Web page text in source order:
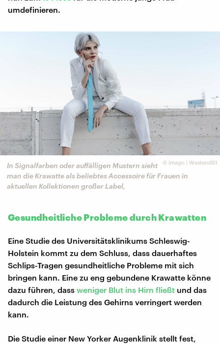
umdefinieren.
© imago | Westend61
In Signalfarben oder auffälligen Mustern sieht
man die Krawatte als beliebtes Accessoire für Frauen in
aktuellen Kollektionen großer Label,
Gesundheitliche Probleme durch Krawatten
Eine Studie des Universitätsklinikums Schleswig-
Holstein kommt zu dem Schluss, dass dauerhaftes
Schlips-Tragen gesundheitliche Probleme mit sich
bringen kann. Eine zu eng gebundene Krawatte könne
dazu führen, dass weniger Blut ins Hirn fließt und das
dadurch die Leistung des Gehirns verringert werden
kann.
Die Studie einer New Yorker Augenklinik stellt fest,